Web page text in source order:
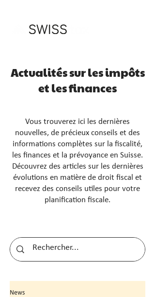
Actualités sur les impôts
et les finances
Vous trouverez ici les dernières
nouvelles, de précieux conseils et des
informations complètes sur la fiscalité,
les finances et la prévoyance en Suisse.
Découvrez des articles sur les dernières
évolutions en matière de droit fiscal et
recevez des conseils utiles pour votre
planification fiscale.
News